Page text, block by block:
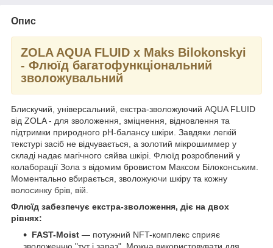
Опис
ZOLA AQUA FLUID x Maks Bilokonskyi
- Флюїд багатофункціональний
зволожувальний
Блискучий, універсальний, екстра-зволожуючий AQUA FLUID
від ZOLA - для зволоження, зміцнення, відновлення та
підтримки природного pH-балансу шкіри. Завдяки легкій
текстурі засіб не відчувається, а золотий мікрошиммер у
складі надає магічного сяйва шкірі. Флюїд розроблений у
колаборації Зола з відомим бровистом Максом Білоконським.
Моментально вбирається, зволожуючи шкіру та кожну
волосинку брів, вій.
Флюїд забезпечує екстра-зволоження, діє на двох
рівнях:
FAST-Moist — потужний NFT-комплекс сприяє